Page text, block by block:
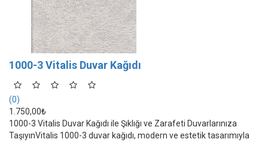
1000-3 Vitalis Duvar Kağıdı
(0)
1.750,00₺
1000-3 Vitalis Duvar Kağıdı ile Şıklığı ve Zarafeti Duvarlarınıza
TaşıyınVitalis 1000-3 duvar kağıdı, modern ve estetik tasarımıyla